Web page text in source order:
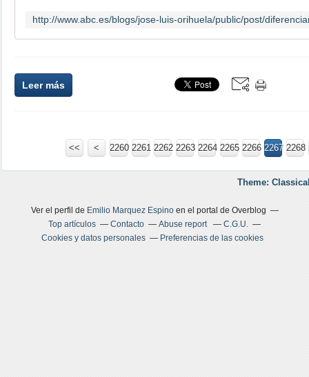
Leer más
<< < 2200
2210
2220
2230
2240
2250
2260 2261 2262 2263 2264 2265 2266 2267 2268
Theme:
Ver el perfil de Emilio Marquez Espinoen el portal de Overblog
Top artículos
Contacto Abuse report
C.G.U.
Cookies y datos personales
Preferencias de las cookies